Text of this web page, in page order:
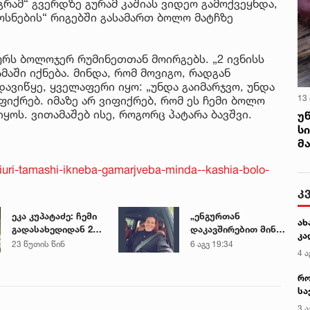
გვერდზე გურამ კაშიას ვიდეო გამოქვეყნდა,
რიგებში გასამართ ბოლო მატჩზე
ბოლოჯერ რუმინეთთან მოირგებს. „2 ივნისს
იქნება. მინდა, რომ მოვიგო, რადგან
ყველაფერი იყო: „უნდა გაიმარჯვო, უნდა
იმაზე არ ვიფიქრებ, რომ ეს ჩემი ბოლო
ვითამაშებ ისე, როგორც პატარა ბავშვი.
tamashi-ikneba-gamarjveba-minda--kashia-bolo-
ეკა კუპატაძე: ჩემი
გადასახედიდან 20
ოქტომბერს უკვე
23 წუთის წინ
„ენგურთან
დაკავშირებით მინდა
ვთქვა...“ - გოგა
6 აგვ 19:34
13
4